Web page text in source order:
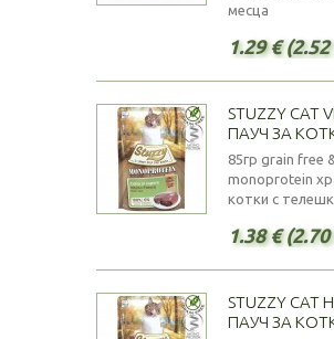
месца
1.29 € (2.52
STUZZY CAT
ПАУЧ ЗА
85гр grain free
monoprotein
котки с
1.38 € (2.70
STUZZY CAT
ПАУЧ ЗА